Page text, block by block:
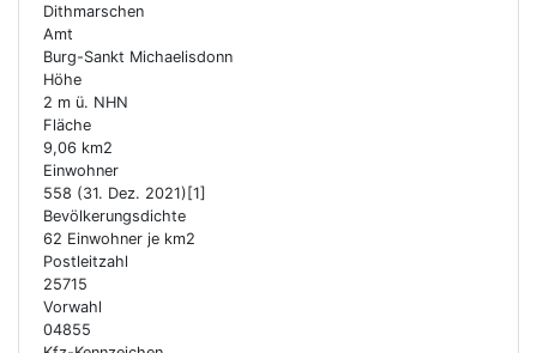
Dithmarschen
Amt
Burg-Sankt Michaelisdonn
Höhe
2 m ü. NHN
Fläche
9,06 km2
Einwohner
558 (31. Dez. 2021)[1]
Bevölkerungsdichte
62 Einwohner je km2
Postleitzahl
25715
Vorwahl
04855